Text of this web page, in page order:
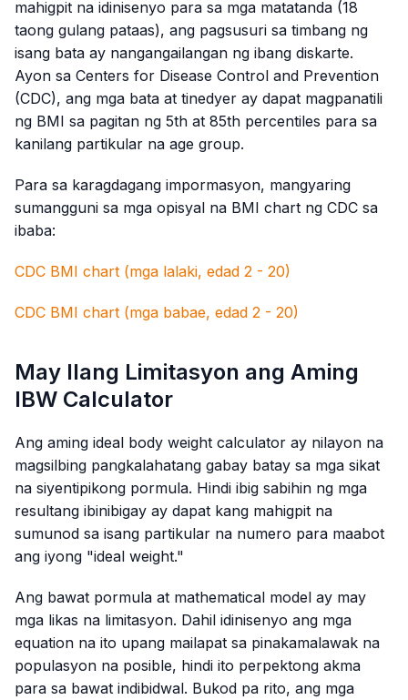
mahigpit na idinisenyo para sa mga matatanda (18
taong gulang pataas), ang pagsusuri sa timbang ng
isang bata ay nangangailangan ng ibang diskarte.
Ayon sa Centers for Disease Control and Prevention
(CDC), ang mga bata at tinedyer ay dapat magpanatili
ng BMI sa pagitan ng 5th at 85th percentiles para sa
kanilang partikular na age group.
Para sa karagdagang impormasyon, mangyaring
sumangguni sa mga opisyal na BMI chart ng CDC sa
ibaba:
CDC BMI chart (mga lalaki, edad 2 - 20)
CDC BMI chart (mga babae, edad 2 - 20)
May Ilang Limitasyon ang Aming
IBW Calculator
Ang aming ideal body weight calculator ay nilayon na
magsilbing pangkalahatang gabay batay sa mga sikat
na siyentipikong pormula. Hindi ibig sabihin ng mga
resultang ibinibigay ay dapat kang mahigpit na
sumunod sa isang partikular na numero para maabot
ang iyong "ideal weight."
Ang bawat pormula at mathematical model ay may
mga likas na limitasyon. Dahil idinisenyo ang mga
equation na ito upang mailapat sa pinakamalawak na
populasyon na posible, hindi ito perpektong akma
para sa bawat indibidwal. Bukod pa rito, ang mga